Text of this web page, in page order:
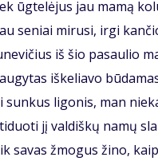
ūg­te­lė­jus jau ma­mą
se­niai mi­ru­si, ir­gi
iš šio pa­sau­lio
iš­ke­lia­vo
sun­kus li­go­nis, man
jį val­diš­kų na­mų
sa­vas žmo­gus ži­no,